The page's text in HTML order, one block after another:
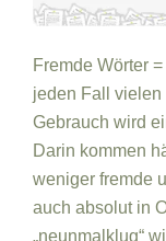
Fremde Wörter
jeden Fall vielen
Gebrauch wird
Darin kommen
weniger fremde
auch absolut in
„neunmalklug“